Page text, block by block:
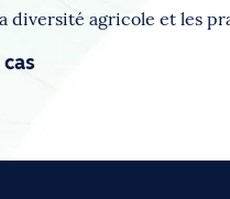
diversité agricole et les